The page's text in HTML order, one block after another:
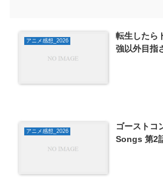
アニメ感想_2026
転生したら
強以外目指
アニメ感想_2026
ゴーストコ
Songs 第2